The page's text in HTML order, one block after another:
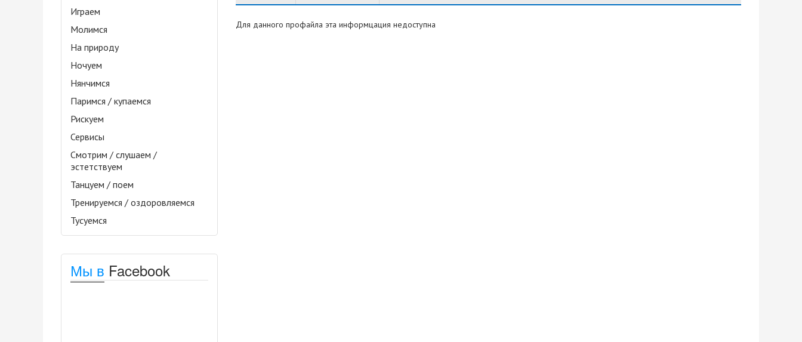
Играем
Молимся
На природу
Ночуем
Нянчимся
Паримся / купаемся
Рискуем
Сервисы
Смотрим / слушаем /
эстетствуем
Танцуем / поем
Тренируемся / оздоровляемся
Тусуемся
Мы в Facebook
Для данного профайла эта информцация недоступна